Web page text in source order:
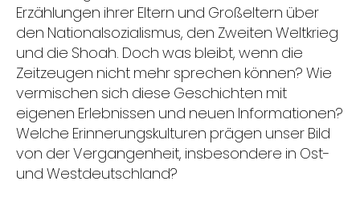
Erzählungen ihrer Eltern und Großeltern über
den Nationalsozialismus, den Zweiten Weltkrieg
und die Shoah. Doch was bleibt, wenn die
Zeitzeugen nicht mehr sprechen können? Wie
vermischen sich diese Geschichten mit
eigenen Erlebnissen und neuen Informationen?
Welche Erinnerungskulturen prägen unser Bild
von der Vergangenheit, insbesondere in Ost-
und Westdeutschland?